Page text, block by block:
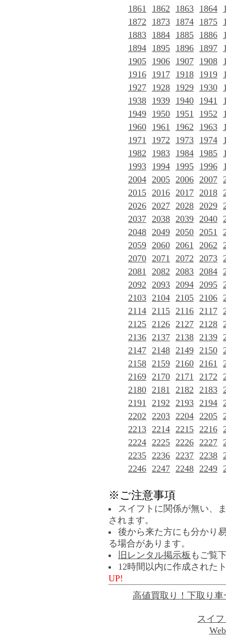
1861
1862 1863 1864
1872
1873 1874 1875
1883 1884 1885 1886
1894 1895 1896 1897
1905 1906 1907 1908
1916 1917 1918 1919
1927 1928 1929 1930
1938 1939 1940 1941
1949 1950 1951 1952
1960 1961 1962 1963
1971
1972 1973 1974
1982
1983 1984 1985
1993 1994 1995 1996
2004 2005 2006 2007
2015 2016 2017 2018
2026 2027 2028 2029
2037 2038 2039 2040
2048 2049 2050 2051
2059 2060 2061 2062
2070 2071 2072 2073
2081 2082 2083 2084
2092 2093 2094 2095
2103 2104 2105 2106
2114 2115 2116 2117
2125 2126 2127 2128
2136 2137 2138 2139
2147 2148 2149 2150
2158 2159 2160 2161
2169 2170 2171 2172
2180 2181 2182 2183
2191 2192 2193 2194
2202 2203 2204 2205
2213 2214 2215 2216
2224 2225 2226 2227
2235 2236 2237 2238
2246 2247 2248 2249
※ご注意事項
スイフトに関係が無い、
されます。
後から来た方にも分かり
る場合があります。
旧レンタル掲示板 もご覧
12時間以内に作成された
UP!
高値買取り！下取り車
スイ